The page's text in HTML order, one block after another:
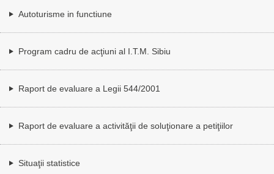
Autoturisme in functiune
Program cadru de acţiuni al I.T.M. Sibiu
Raport de evaluare a Legii 544/2001
Raport de evaluare a activităţii de soluţionare a petiţiilor
Situaţii statistice